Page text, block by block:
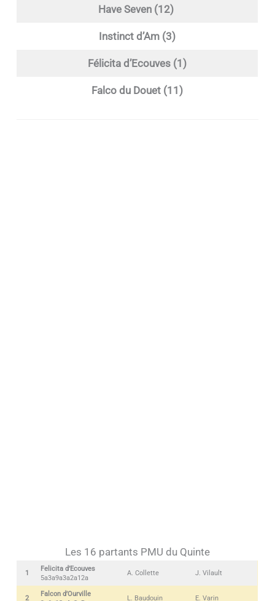
Have Seven (12)
Instinct d’Am (3)
Félicita d’Ecouves (1)
Falco du Douet (11)
Les 16 partants PMU du Quinte
1
Felicita d’Ecouves
5a3a9a3a2a12a
A. Collette J. Vilault
2
Falcon d’Ourville
L. Baudouin E. Varin